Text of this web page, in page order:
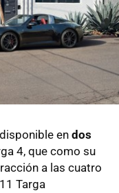
en dos
4, que como su
a las cuatro
Targa